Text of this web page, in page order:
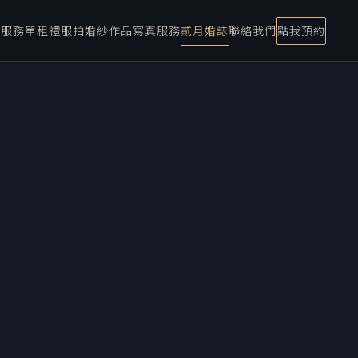
務單租禮服拍婚紗作品寫真服務貳月婚誌聯絡我們 點我預約